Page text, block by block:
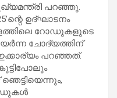
പറഞ്ഞു.
ഉദ്ഘാടനം
റോഡുകളുടെ
ചോദ്യത്തിന്
പറഞ്ഞത്.